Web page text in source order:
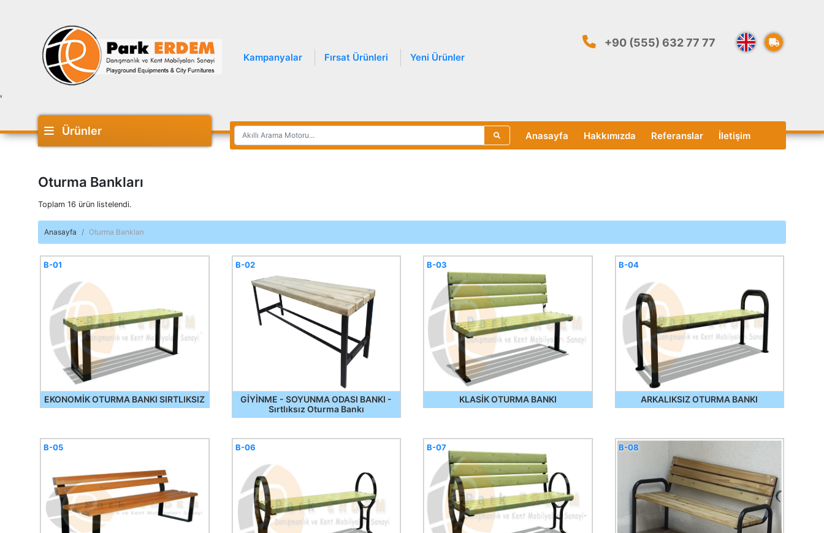
Kampanyalar Fırsat Ürünleri Yeni Ürünler
+90 (555) 632 77 77
'
Ürünler Anasayfa Hakkımızda Referanslar İletişim
Oturma Bankları
Toplam 16 ürün listelendi.
Anasayfa Oturma Bankları
EKONOMİK OTURMA BANKI SIRTLIKSIZ
B-01
GİYİNME - SOYUNMA ODASI BANKI -
Sırtlıksız Oturma Bankı
B-02
KLASİK OTURMA BANKI
B-03
ARKALIKSIZ OTURMA BANKI
B-04
B-05 B-06 B-07 B-08